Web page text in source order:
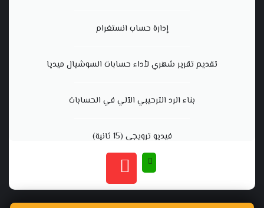
إدارة حساب انستغرام
تقديم تقرير شهري لأداء حسابات السوشيال ميديا
بناء الرد الترحيبي الآلي في الحسابات
فيديو ترويجي (15 ثانية)